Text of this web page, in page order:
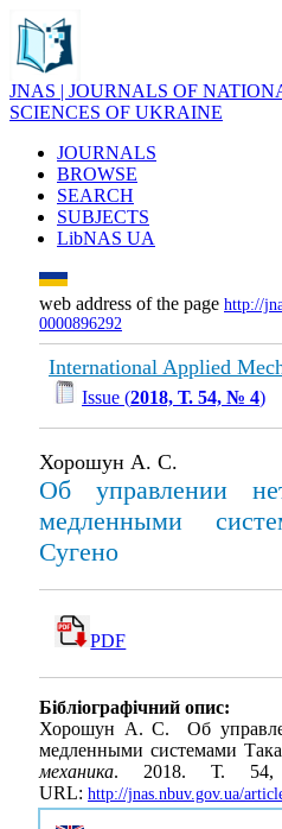
JNAS | JOURNALS OF
SCIENCES OF UKRAINE
JOURNALS
BROWSE
SEARCH
SUBJECTS
LibNAS UA
web address of the page http://
0000896292
International Applied
Issue (2018, Т. 54, № 4)
Хорошун А. С.
Об управлении
медленными
Сугено
PDF
Бібліографічний опис:
Хорошун А. С. Об
медленными системами
механика. 2018. Т.
URL: http://jnas.nbuv.gov.ua/